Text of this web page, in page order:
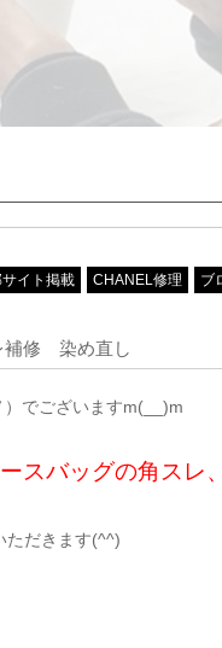
イト掲載 CHANEL修理 ブ
修 染め直し
でございますm(__)m
スバッグの角スレ
ただきます(^^)